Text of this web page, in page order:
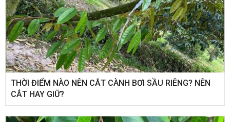
THỜI ĐIỂM NÀO NÊN CẮT CÀNH BƠI SẦU RIÊNG? NÊN
CẮT HAY GIỮ?